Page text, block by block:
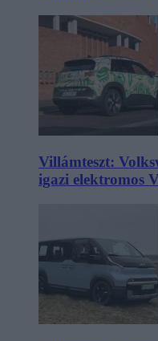
Villámteszt:
igazi elektromos